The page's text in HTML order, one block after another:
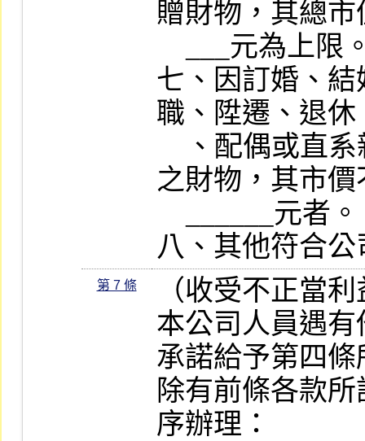
贈財物，其總市
七、因訂婚、
職、陞遷、退
之財物，其市
八、其他符合
第 7 條
（收受不正當
本公司人員遇
承諾給予第四
除有前條各款
序辦理：